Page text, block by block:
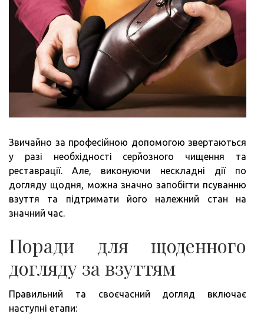
Звичайно за професійною допомогою звертаються
у разі необхідності серйозного чищення та
реставрації. Але, виконуючи нескладні дії по
догляду щодня, можна значно запобігти псуванню
взуття та підтримати його належний стан на
значний час.
Поради для щоденного
догляду за взуттям
Правильний та своєчасний догляд включає
наступні етапи: